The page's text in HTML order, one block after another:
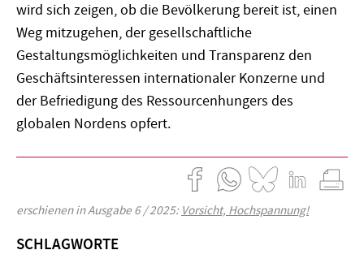
wird sich zeigen, ob die Bevölkerung bereit ist, einen
Weg mitzugehen, der gesellschaftliche
Gestaltungsmöglichkeiten und Transparenz den
Geschäftsinteressen internationaler Konzerne und
der Befriedigung des Ressourcenhungers des
globalen Nordens opfert.
erschienen in Ausgabe 6 / 2025: Vorsicht, Hochspannung!
SCHLAGWORTE